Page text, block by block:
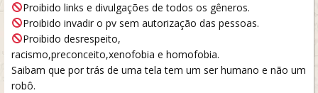
Proibido links e divulgações de todos os gêneros.
Proibido invadir o pv sem autorização das pessoas.
Proibido desrespeito,
racismo,preconceito,xenofobia e homofobia.
Saibam que por trás de uma tela tem um ser humano e não um
robô.